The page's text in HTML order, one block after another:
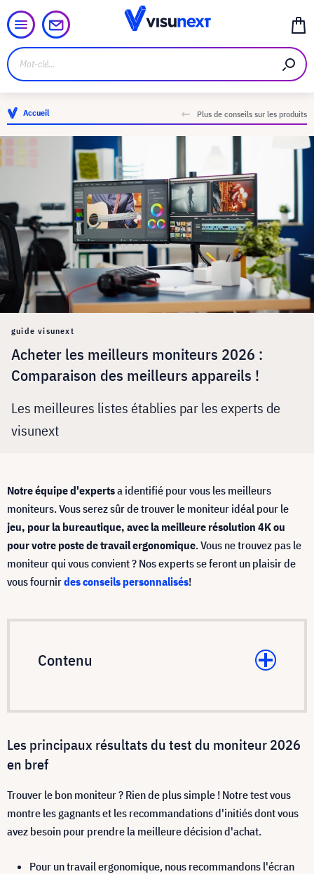
Accueil Plus de conseils sur les produits
guide visunext
Acheter les meilleurs moniteurs 2026 :
Comparaison des meilleurs appareils !
Les meilleures listes établies par les experts de
visunext
Notre équipe d'expertsa identifié pour vous les meilleurs
moniteurs. Vous serez sûr de trouver le moniteur idéal pour le
jeu, pour la bureautique, avec la meilleure résolution 4K ou
pour votre poste de travail ergonomique. Vous ne trouvez pas le
moniteur qui vous convient ? Nos experts se feront un plaisir de
vous fournirdes conseils personnalisés!
Contenu
Les principaux résultats du test du moniteur 2026
en bref
Trouver le bon moniteur ? Rien de plus simple ! Notre test vous
montre les gagnants et les recommandations d'initiés dont vous
avez besoin pour prendre la meilleure décision d'achat.
Pour un travail ergonomique, nous recommandons l'écran